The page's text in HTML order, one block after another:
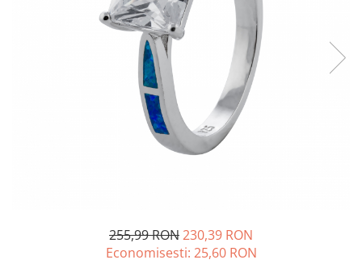
255,99 RON230,39 RON
Economisesti: 25,60 RON